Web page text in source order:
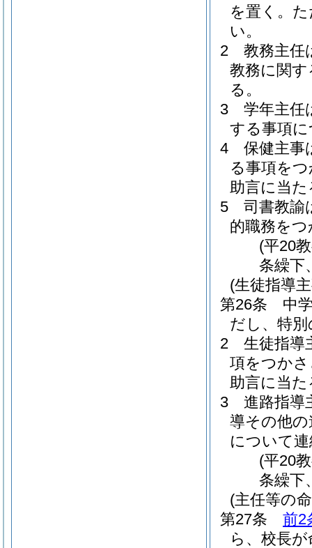
を置く。
い。
2
教務主任
教務に関
る。
3
学年主任
する事項
4
保健主事
る事項を
助言に当た
5
司書教諭
的職務を
(平20
条繰下
(生徒指導
第26条
中
だし、特
2
生徒指導
項をつか
助言に当た
3
進路指導
導その他
について
(平20
条繰下
(主任等の
第27条
前2
ら、校長